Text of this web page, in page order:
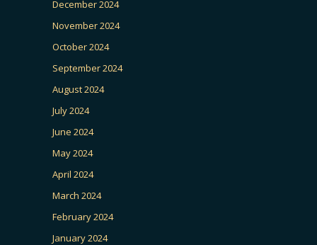
December 2024
November 2024
October 2024
September 2024
August 2024
July 2024
June 2024
May 2024
April 2024
March 2024
February 2024
January 2024